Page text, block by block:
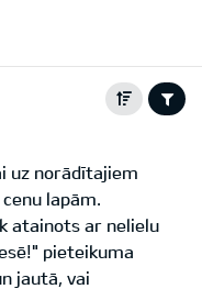
uz norādītajiem
lapām.
atainots ar nelielu
pieteikuma
jautā, vai